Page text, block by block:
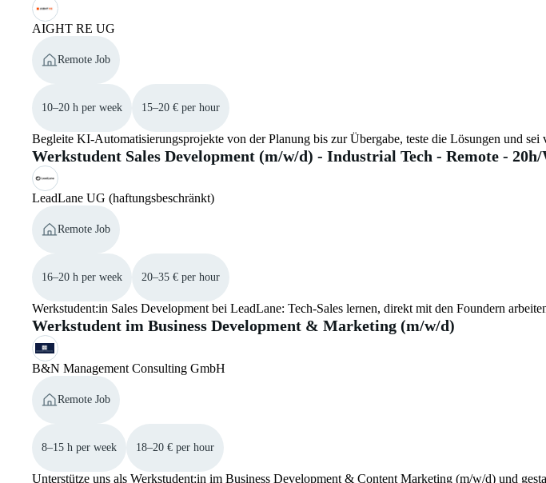
AIGHT RE UG
Remote Job
10–20 h per week 15–20 € per hour
Begleite KI-Automatisierungsprojekte von der Planung bis zur Übergabe, teste die Lösungen und
Werkstudent Sales Development (m/w/d) - Industrial Tech - Remote - 20h/
LeadLane UG (haftungsbeschränkt)
Remote Job
16–20 h per week 20–35 € per hour
Werkstudent:in Sales Development bei LeadLane: Tech-Sales lernen, direkt mit den Foundern
Werkstudent im Business Development & Marketing (m/w/d)
B&N Management Consulting GmbH
Remote Job
8–15 h per week 18–20 € per hour
Unterstütze uns als Werkstudent:in im Business Development & Content Marketing (m/w/d) und